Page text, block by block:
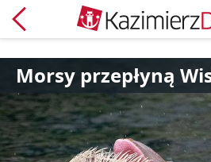
Morsy przepłyną